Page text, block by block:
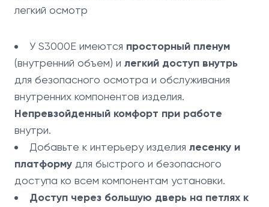
легкий осмотр
У S3000E имеются просторный пленум
(внутренний объем) и легкий доступ внутрь
для безопасного осмотра и обслуживания
внутренних компонентов изделия.
Непревзойденный комфорт при работе
внутри.
Добавьте к интерьеру изделия лесенку и
платформу для быстрого и безопасного
доступа ко всем компонентам установки.
Доступ через большую дверь на петлях к